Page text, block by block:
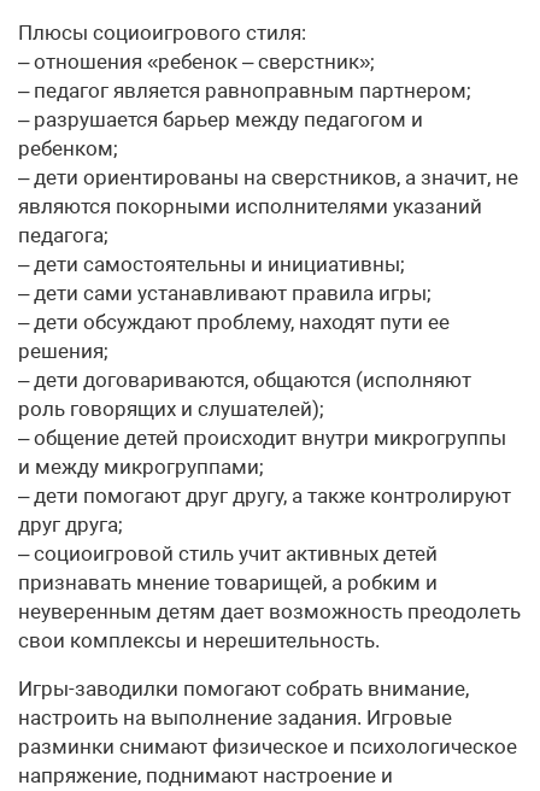
Плюсы социоигрового стиля:
– отношения «ребенок – сверстник»;
– педагог является равноправным партнером;
– разрушается барьер между педагогом и
ребенком;
– дети ориентированы на сверстников, а значит, не
являются покорными исполнителями указаний
педагога;
– дети самостоятельны и инициативны;
– дети сами устанавливают правила игры;
– дети обсуждают проблему, находят пути ее
решения;
– дети договариваются, общаются (исполняют
роль говорящих и слушателей);
– общение детей происходит внутри микрогруппы
и между микрогруппами;
– дети помогают друг другу, а также контролируют
друг друга;
– социоигровой стиль учит активных детей
признавать мнение товарищей, а робким и
неуверенным детям дает возможность преодолеть
свои комплексы и нерешительность.
Игры-заводилки помогают собрать внимание,
настроить на выполнение задания. Игровые
разминки снимают физическое и психологическое
напряжение, поднимают настроение и